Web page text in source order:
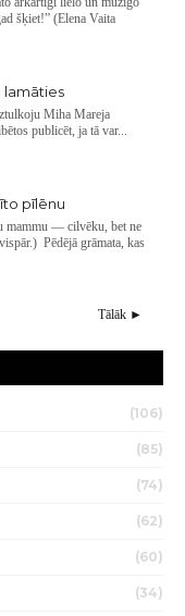
šķiet!” (Elena Vaita
lamāties
Miha Mareja
publicēt, ja tā var...
pīlēnu
mammu — cilvēku, bet ne
Pēdējā grāmata, kas
Tālāk ►
(106)
(85)
(74)
(62)
(60)
(34)